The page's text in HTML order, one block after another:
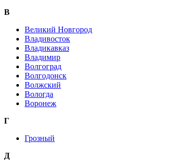
В
Великий Новгород
Владивосток
Владикавказ
Владимир
Волгоград
Волгодонск
Волжский
Вологда
Воронеж
Г
Грозный
Д